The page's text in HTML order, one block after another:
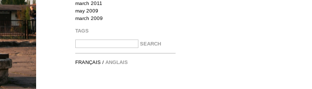
march 2011
may 2009
march 2009
TAGS
FRANÇAIS / ANGLAIS